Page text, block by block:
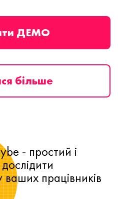
ДЕМО
більше
- простий і
ваших працівників